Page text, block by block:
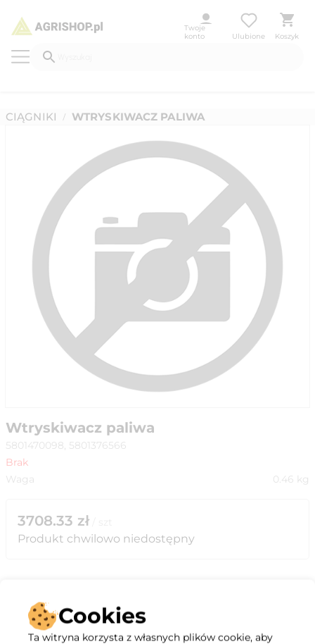
Twoje
konto
Ulubione Koszyk
CIĄGNIKI / WTRYSKIWACZ PALIWA
Wtryskiwacz paliwa
5801470098, 5801376566
Brak
Waga
0.46 kg
3708.33 zł
Produkt chwilowo niedostępny
Opis Cookies
Ta witryna korzysta z własnych plików cookie, aby